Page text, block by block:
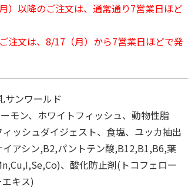
）以降のご注文は、通常通り7営業日ほど
注文は、8/17（月）から7営業日ほどで発
サンワールド
モン、ホワイトフィッシュ、動物性脂
ッシュダイジェスト、食塩、ユッカ抽出
イアシン,B2,パントテン酸,B12,B1,B6,葉
、酸化防止剤(トコフェロー
キス)